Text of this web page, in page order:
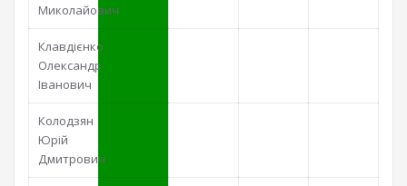
Миколайович
Клавдієнко
Олександр
Іванович
Колодзян
Юрій
Дмитрович